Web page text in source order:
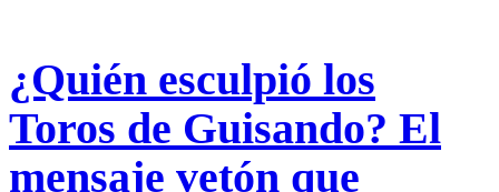
¿Quién esculpió los
Toros de Guisando? El
mensaje vetón que